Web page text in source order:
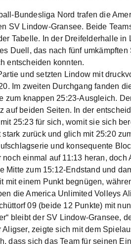
Bundesliga Nord trafen die
SV Lindow-Gransee. Beide
Tabelle. In der Dreifelderhalle
Duell, das nach fünf
entscheiden konnten.
und setzten Lindow mit
Im zweiten Durchgang fanden
zum knappen 25:23-Ausgleich.
auf beiden Seiten. In der
25:23 für sich, womit sie sich
zurück und glich mit 25:20
und konsequente
einmal auf 11:13 heran,
Mitte zum 15:12-Endstand und
mit einem Punkt begnügen,
die America Unlimited Volleys
09 (beide 12 Punkte) mit
bleibt der SV Lindow-Gransee,
zeigte sich mit dem
dass sich das Team für seinen